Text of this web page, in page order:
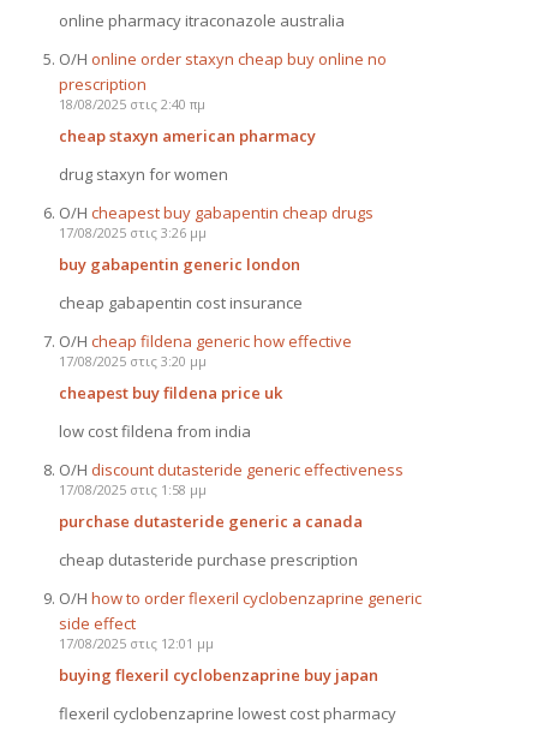
online pharmacy itraconazole australia
Ο/Η online order staxyn cheap buy online no
prescription
18/08/2025 στις 2:40 πμ
cheap staxyn american pharmacy
drug staxyn for women
Ο/Η cheapest buy gabapentin cheap drugs
17/08/2025 στις 3:26 μμ
buy gabapentin generic london
cheap gabapentin cost insurance
Ο/Η cheap fildena generic how effective
17/08/2025 στις 3:20 μμ
cheapest buy fildena price uk
low cost fildena from india
Ο/Η discount dutasteride generic effectiveness
17/08/2025 στις 1:58 μμ
purchase dutasteride generic a canada
cheap dutasteride purchase prescription
Ο/Η how to order flexeril cyclobenzaprine generic
side effect
17/08/2025 στις 12:01 μμ
buying flexeril cyclobenzaprine buy japan
flexeril cyclobenzaprine lowest cost pharmacy